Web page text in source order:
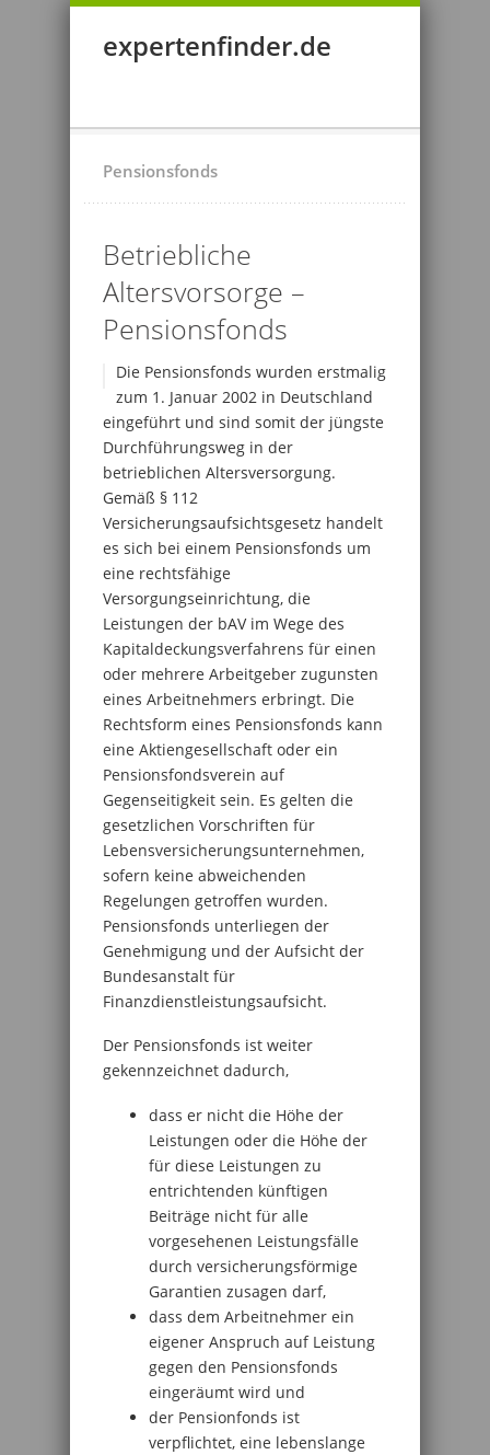
expertenfinder.de
Pensionsfonds
Betriebliche
Altersvorsorge –
Pensionsfonds
Die Pensionsfonds wurden erstmalig
zum 1. Januar 2002 in Deutschland
eingeführt und sind somit der jüngste
Durchführungsweg in der
betrieblichen Altersversorgung.
Gemäß § 112
Versicherungsaufsichtsgesetz handelt
es sich bei einem Pensionsfonds um
eine rechtsfähige
Versorgungseinrichtung, die
Leistungen der bAV im Wege des
Kapitaldeckungsverfahrens für einen
oder mehrere Arbeitgeber zugunsten
eines Arbeitnehmers erbringt. Die
Rechtsform eines Pensionsfonds kann
eine Aktiengesellschaft oder ein
Pensionsfondsverein auf
Gegenseitigkeit sein. Es gelten die
gesetzlichen Vorschriften für
Lebensversicherungsunternehmen,
sofern keine abweichenden
Regelungen getroffen wurden.
Pensionsfonds unterliegen der
Genehmigung und der Aufsicht der
Bundesanstalt für
Finanzdienstleistungsaufsicht.
Der Pensionsfonds ist weiter
gekennzeichnet dadurch,
dass er nicht die Höhe der
Leistungen oder die Höhe der
für diese Leistungen zu
entrichtenden künftigen
Beiträge nicht für alle
vorgesehenen Leistungsfälle
durch versicherungsförmige
Garantien zusagen darf,
dass dem Arbeitnehmer ein
eigener Anspruch auf Leistung
gegen den Pensionsfonds
eingeräumt wird und
der Pensionfonds ist
verpflichtet, eine lebenslange